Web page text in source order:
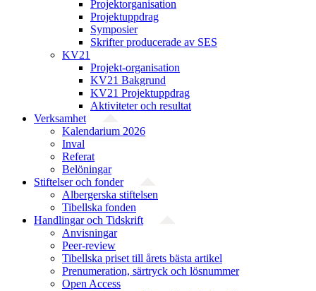
Projekt­organisation
Projektuppdrag
Symposier
Skrifter producerade av SES
KV21
Projekt-organisation
KV21 Bakgrund
KV21 Projektuppdrag
Aktiviteter och resultat
Verksamhet
Kalendarium 2026
Inval
Referat
Belöningar
Stiftelser och fonder
Albergerska stiftelsen
Tibellska fonden
Handlingar och Tidskrift
Anvisningar
Peer-review
Tibellska priset till årets bästa artikel
Prenumeration, särtryck och lösnummer
Open Access